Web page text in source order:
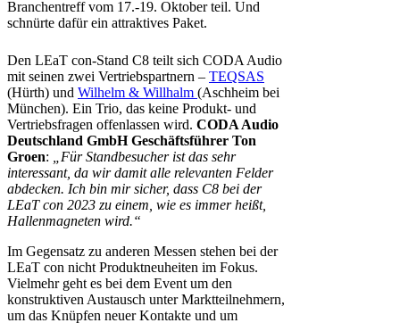
Branchentreff vom 17.-19. Oktober teil. Und
schnürte dafür ein attraktives Paket.
Den LEaT con-Stand C8 teilt sich CODA Audio
mit seinen zwei Vertriebspartnern – TEQSAS
(Hürth) und Wilhelm & Willhalm (Aschheim bei
München). Ein Trio, das keine Produkt- und
Vertriebsfragen offenlassen wird. CODA Audio
Deutschland GmbH Geschäftsführer Ton
Groen:
„Für Standbesucher ist das sehr
interessant, da wir damit alle relevanten Felder
abdecken. Ich bin mir sicher, dass C8 bei der
LEaT con 2023 zu einem, wie es immer heißt,
Hallenmagneten wird.“
Im Gegensatz zu anderen Messen stehen bei der
LEaT con nicht Produktneuheiten im Fokus.
Vielmehr geht es bei dem Event um den
konstruktiven Austausch unter Marktteilnehmern,
um das Knüpfen neuer Kontakte und um